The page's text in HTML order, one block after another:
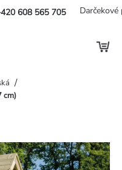
608 565 705 Darčekové
/
cm)